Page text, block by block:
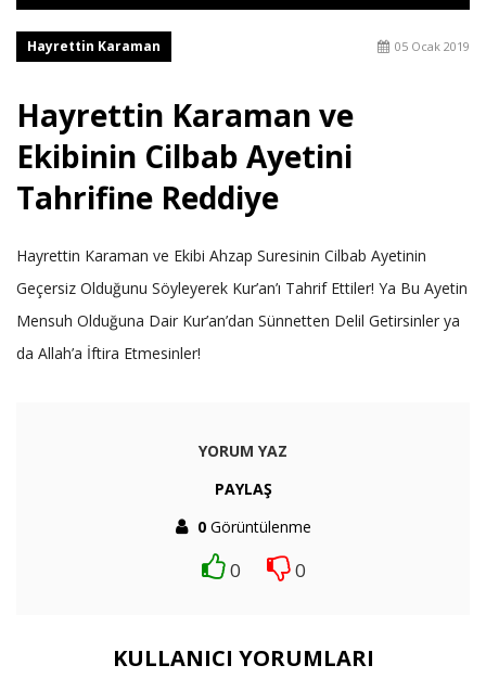
Hayrettin Karaman 05 Ocak 2019
Hayrettin Karaman ve
Ekibinin Cilbab Ayetini
Tahrifine Reddiye
Hayrettin Karaman ve Ekibi Ahzap Suresinin Cilbab Ayetinin
Geçersiz Olduğunu Söyleyerek Kur’an’ı Tahrif Ettiler! Ya Bu Ayetin
Mensuh Olduğuna Dair Kur’an’dan Sünnetten Delil Getirsinler ya
da Allah’a İftira Etmesinler!
YORUM YAZ
PAYLAŞ
0Görüntülenme
0 0
KULLANICI YORUMLARI